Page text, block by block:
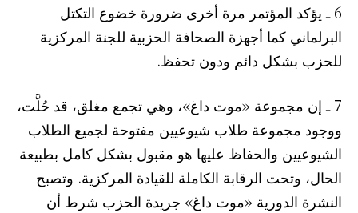
6 ـ يؤكد المؤتمر مرة أخرى ضرورة خضوع التكتل
البرلماني كما أجهزة الصحافة الحزبية للجنة المركزية
للحزب بشكل دائم ودون تحفظ.
7 ـ إن مجموعة «موت داغ»، وهي تجمع مغلق، قد حُلَّت،
ووجود مجموعة طلاب شيوعيين مفتوحة لجميع الطلاب
الشيوعيين والحفاظ عليها هو مقبول بشكل كامل بطبيعة
الحال، وتحت الرقابة الكاملة للقيادة المركزية. وتصبح
النشرة الدورية «موت داغ» جريدة الحزب شرط أن